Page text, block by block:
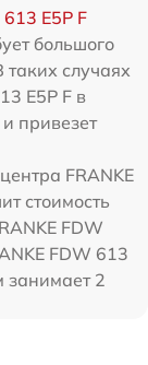
E5P F
большого
случаях
E5P F в
привезет
FRANKE
стоимость
FDW
FDW 613
занимает 2